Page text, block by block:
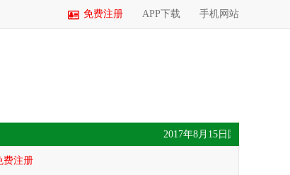
免费注册 APP下载 手机网站
2017年8月15日国内玉米价格
费注册